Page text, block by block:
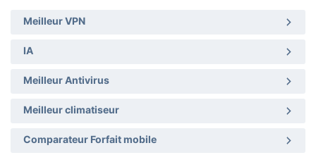
Meilleur VPN
IA
Meilleur Antivirus
Meilleur climatiseur
Comparateur Forfait mobile